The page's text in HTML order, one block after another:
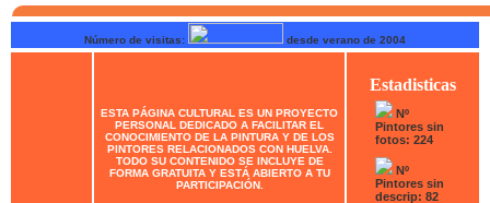
Número de visitas: desde verano de 2004
ESTA PÁGINA CULTURAL ES UN PROYECTO
PERSONAL DEDICADO A FACILITAR EL
CONOCIMIENTO DE LA PINTURA Y DE LOS
PINTORES RELACIONADOS CON HUELVA.
TODO SU CONTENIDO SE INCLUYE DE
FORMA GRATUITA Y ESTÁ ABIERTO A TU
PARTICIPACIÓN.
Estadisticas
Nº
Pintores sin
fotos: 224
Nº
Pintores sin
descrip: 82